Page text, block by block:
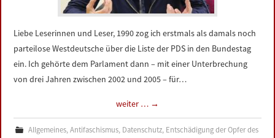
Liebe Leserinnen und Leser, 1990 zog ich erstmals als damals noch
parteilose Westdeutsche über die Liste der PDS in den Bundestag
ein. Ich gehörte dem Parlament dann – mit einer Unterbrechung
von drei Jahren zwischen 2002 und 2005 – für…
weiter … →
Allgemeines, Antifaschismus, Datenschutz, Entschädigung der Opfer des